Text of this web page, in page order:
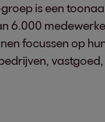
groep is een
6.000
focussen op